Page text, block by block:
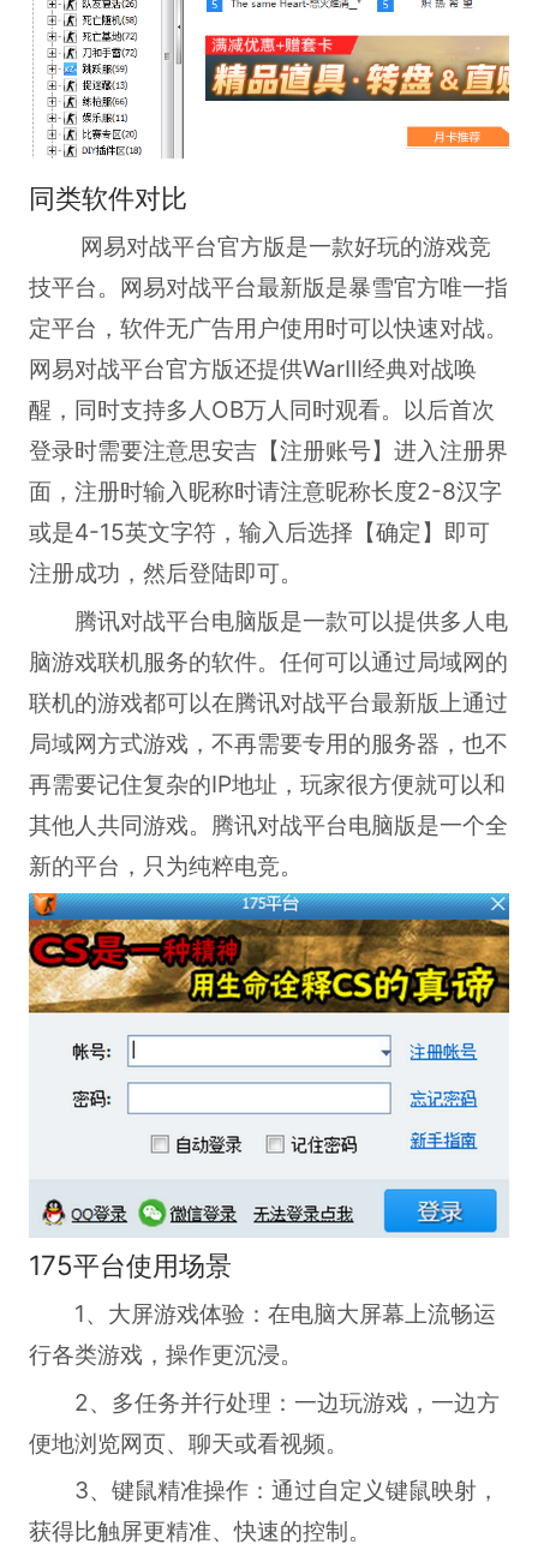
同类软件对比
网易对战平台官方版是一款好玩的游戏竞
技平台。网易对战平台最新版是暴雪官方唯一指
定平台，软件无广告用户使用时可以快速对战。
网易对战平台官方版还提供WarIII经典对战唤
醒，同时支持多人OB万人同时观看。以后首次
登录时需要注意思安吉【注册账号】进入注册界
面，注册时输入昵称时请注意昵称长度2-8汉字
或是4-15英文字符，输入后选择【确定】即可
注册成功，然后登陆即可。
腾讯对战平台电脑版是一款可以提供多人电
脑游戏联机服务的软件。任何可以通过局域网的
联机的游戏都可以在腾讯对战平台最新版上通过
局域网方式游戏，不再需要专用的服务器，也不
再需要记住复杂的IP地址，玩家很方便就可以和
其他人共同游戏。腾讯对战平台电脑版是一个全
新的平台，只为纯粹电竞。
175平台使用场景
1、大屏游戏体验：在电脑大屏幕上流畅运
行各类游戏，操作更沉浸。
2、多任务并行处理：一边玩游戏，一边方
便地浏览网页、聊天或看视频。
3、键鼠精准操作：通过自定义键鼠映射，
获得比触屏更精准、快速的控制。